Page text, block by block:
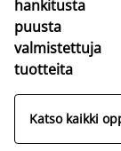
hankitusta
puusta
valmistettuja
tuotteita
Katso kaikki